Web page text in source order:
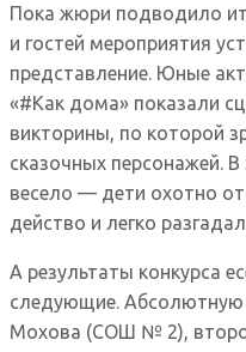
Пока жюри подводило
и гостей мероприятия
представление. Юные
«#Как дома» показали
викторины, по которой
сказочных персонажей.
весело — дети охотно
действо и легко
А результаты конкурса
следующие. Абсолютную
Мохова (СОШ № 2),